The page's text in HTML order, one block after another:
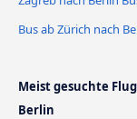
Bus ab Zürich nach
Meist gesuchte
Berlin